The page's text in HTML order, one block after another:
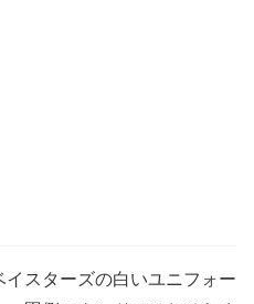
スターズの白いユニフォー